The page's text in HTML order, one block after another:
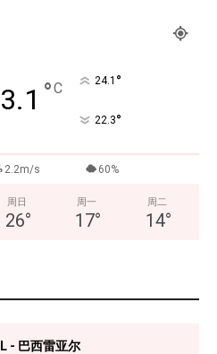
°C 24.1 °
22.3°
2.2m/s 60%
周日
26°
周一
17°
周二
14°
- 巴西雷亚尔